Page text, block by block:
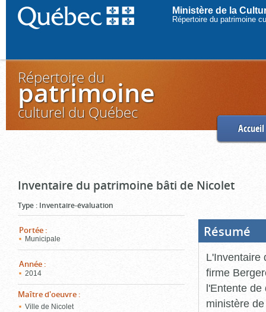
Ministère de la
Répertoire du patrimoine
Répertoire du
patrimoine
culturel du Québec
Accueil
Inventaire du patrimoine bâti de Nicolet
Type : Inventaire-évaluation
Portée :
Municipale
Année :
2014
Maître d'oeuvre :
Ville de Nicolet
Résumé
L'Inventaire
firme
l'Entente de
ministère